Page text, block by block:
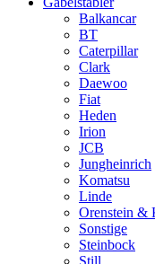
Balkancar
BT
Caterpillar
Clark
Daewoo
Fiat
Heden
Irion
JCB
Jungheinrich
Komatsu
Linde
Orenstein &
Sonstige
Steinbock
Still